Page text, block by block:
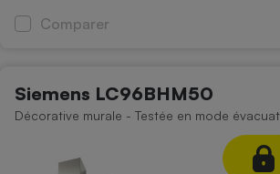
Comparer
Siemens LC96BHM50
Décorative murale - Testée en mode